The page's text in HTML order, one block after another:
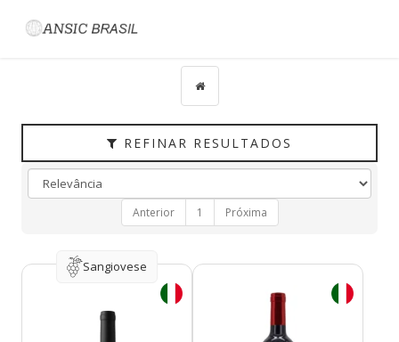
REFINAR RESULTADOS
UVAS
REGIÃO
HARMONIZAÇÃO
Anterior 1 Próxima
Sangiovese